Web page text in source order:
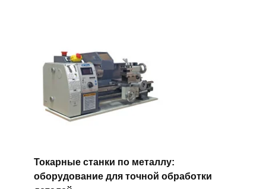
Токарные станки по металлу:
оборудование для точной обработки